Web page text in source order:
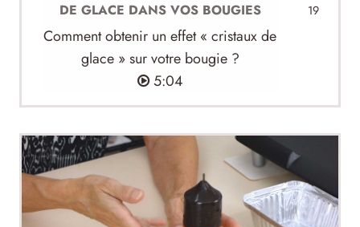
19
DE GLACE DANS VOS BOUGIES
Comment obtenir un effet « cristaux de
glace » sur votre bougie ?
5:04